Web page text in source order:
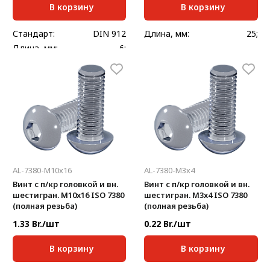
В корзину
Стандарт:
DIN 912
Длина, мм:
6;
В корзину
Длина, мм: 25;
AL-7380-M10x16
Винт с п/кр головкой и вн.
шестигран. М10x16 ISO 7380
(полная резьба)
1.33 Br./шт
В корзину
AL-7380-M3x4
Винт с п/кр головкой и вн.
шестигран. М3x4 ISO 7380
(полная резьба)
0.22 Br./шт
В корзину